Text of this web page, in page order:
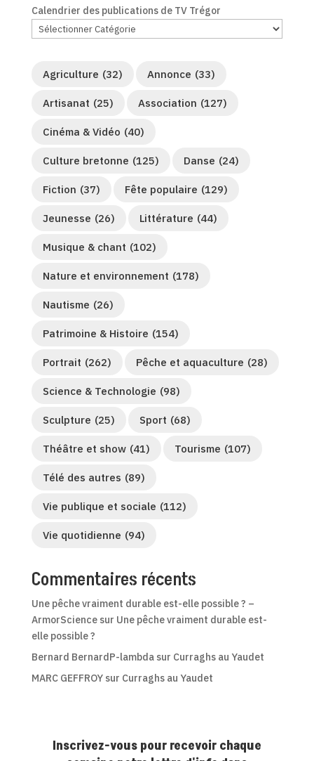
Calendrier des publications de TV Trégor
Agriculture (32) Annonce (33)
Artisanat (25) Association (127)
Cinéma & Vidéo (40)
Culture bretonne (125) Danse (24)
Fiction (37) Fête populaire (129)
Jeunesse (26) Littérature (44)
Musique & chant (102)
Nature et environnement (178)
Nautisme (26)
Patrimoine & Histoire (154)
Portrait (262) Pêche et aquaculture (28)
Science & Technologie (98)
Sculpture (25) Sport (68)
Théâtre et show (41) Tourisme (107)
Télé des autres (89)
Vie publique et sociale (112)
Vie quotidienne (94)
Commentaires récents
Une pêche vraiment durable est-elle possible ? –
ArmorSciencesur Une pêche vraiment durable est-
elle possible ?
Bernard BernardP-lambdasur Curraghs au Yaudet
MARC GEFFROYsur Curraghs au Yaudet
Inscrivez-vous pour recevoir chaque